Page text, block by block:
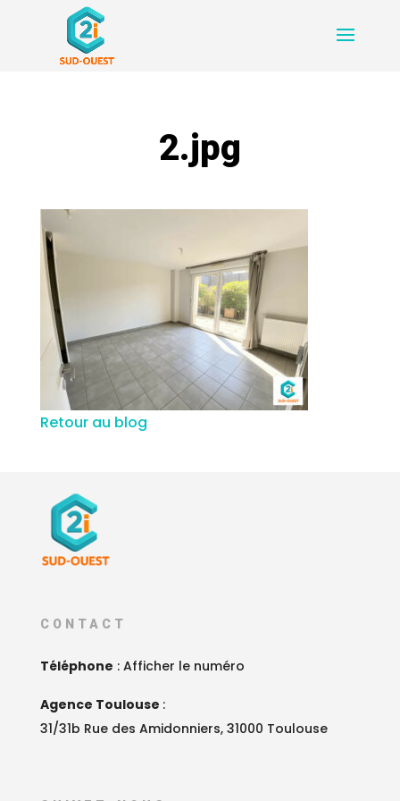
2.jpg
Retour au blog
CONTACT
Téléphone : Afficher le numéro
Agence Toulouse :
31/31b Rue des Amidonniers, 31000 Toulouse